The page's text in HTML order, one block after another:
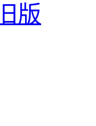
版